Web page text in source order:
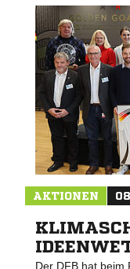
AKTIONEN
Der DFB hat beim